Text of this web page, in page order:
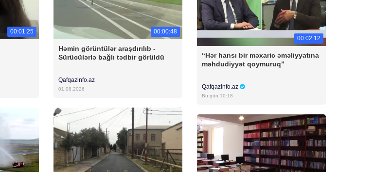
00:01:25 00:00:48
Həmin görüntülər araşdırılıb -
Sürücülərlə bağlı tədbir görüldü
Qafqazinfo.az
01.08.2026
00:02:12
“Hər hansı bir məxaric əməliyyatına
məhdudiyyət qoymuruq”
Qafqazinfo.az
Bu gün 10:18